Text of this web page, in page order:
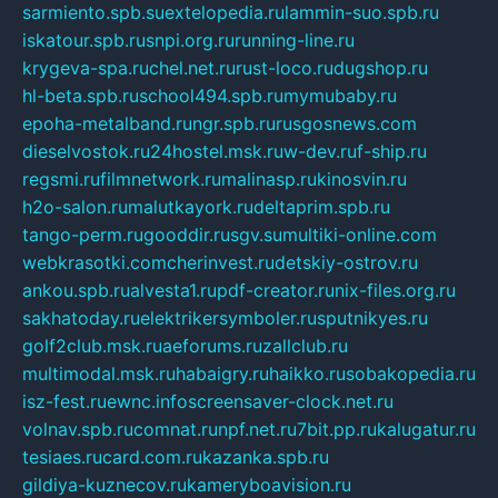
sarmiento.spb.suextelopedia.rulammin-suo.spb.ru
iskatour.spb.rusnpi.org.rurunning-line.ru
krygeva-spa.ruchel.net.rurust-loco.rudugshop.ru
hl-beta.spb.ruschool494.spb.rumymubaby.ru
epoha-metalband.rungr.spb.rurusgosnews.com
dieselvostok.ru24hostel.msk.ruw-dev.ruf-ship.ru
regsmi.rufilmnetwork.rumalinasp.rukinosvin.ru
h2o-salon.rumalutkayork.rudeltaprim.spb.ru
tango-perm.rugooddir.rusgv.sumultiki-online.com
webkrasotki.comcherinvest.rudetskiy-ostrov.ru
ankou.spb.rualvesta1.rupdf-creator.runix-files.org.ru
sakhatoday.ruelektrikersymboler.rusputnikyes.ru
golf2club.msk.ruaeforums.ruzallclub.ru
multimodal.msk.ruhabaigry.ruhaikko.rusobakopedia.ru
isz-fest.ruewnc.infoscreensaver-clock.net.ru
volnav.spb.rucomnat.runpf.net.ru7bit.pp.rukalugatur.ru
tesiaes.rucard.com.rukazanka.spb.ru
gildiya-kuznecov.rukameryboavision.ru